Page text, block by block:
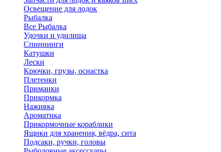
Освещение для лодок
Рыбалка
Все Рыбалка
Удочки и удилища
Спиннинги
Катушки
Лески
Крючки, грузы, оснастка
Плетенки
Приманки
Прикормка
Наживка
Ароматика
Прикормочные кораблики
Ящики для хранения, вёдра, сита
Подсаки, ручки, головы